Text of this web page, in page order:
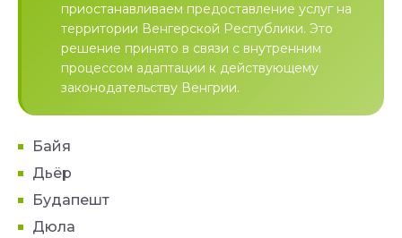
приостанавливаем предоставление услуг на
территории Венгерской Республики. Это
решение принято в связи с внутренним
процессом адаптации к действующему
законодательству Венгрии.
Байя
Дьёр
Будапешт
Дюла